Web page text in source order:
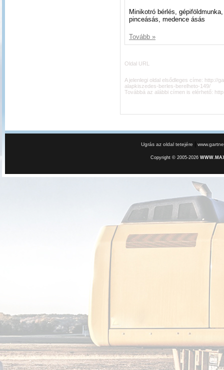
Minikotró bérlés,
pinceásás, medence ásás
Tovább »
Oldal URL
A jelenlegi oldal elsődleges címe: http://
alapkiszedes-berles-berelheto-149/
Továbbá az alábbi címen is elérhető:
Ugrás az oldal tetejére
Copyright © 2005-2026